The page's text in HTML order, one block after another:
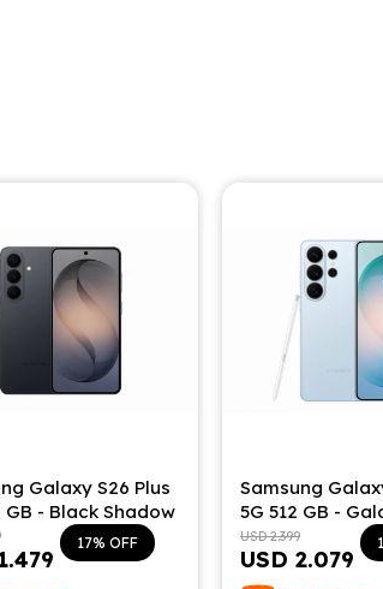
Galaxy S26 Plus
GB - Black Shadow
17
Samsung
5G 512 GB -
USD 2.079
USD 2.399